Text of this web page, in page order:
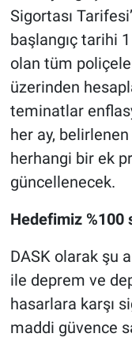
Sigortası
başlangıç tarihi
olan tüm
üzerinden
teminatlar
her ay,
herhangi bir ek
güncellenecek.
Hedefimiz %100
DASK olarak şu
ile deprem ve
hasarlara karşı
maddi güvence